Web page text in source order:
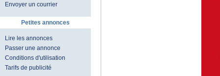
Envoyer un courrier
Petites annonces
Lire les annonces
Passer une annonce
Conditions d'utilisation
Tarifs de publicité